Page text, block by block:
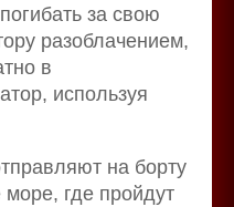
за свою
разоблачением,
в
используя
на борту
где пройдут